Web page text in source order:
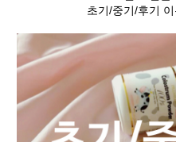
초기/중기/후기